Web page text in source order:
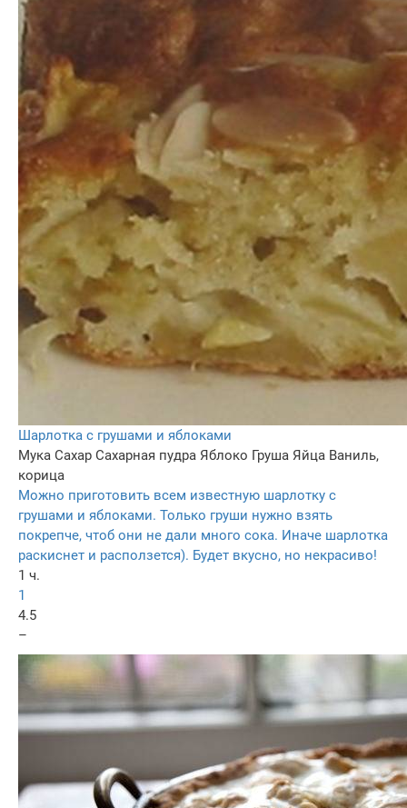
Шарлотка с грушами и яблоками
Мука Сахар Сахарная пудра Яблоко Груша Яйца Ваниль,
корица
Можно приготовить всем известную шарлотку с
грушами и яблоками. Только груши нужно взять
покрепче, чтоб они не дали много сока. Иначе шарлотка
раскиснет и расползется). Будет вкусно, но некрасиво!
1 ч.
1
4.5
–